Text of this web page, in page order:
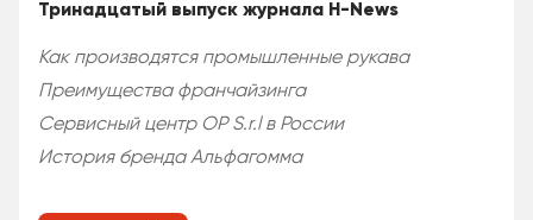
Тринадцатый выпуск журнала H-News
Как производятся промышленные рукава
Преимущества франчайзинга
Сервисный центр OP S.r.l в России
История бренда Альфагомма